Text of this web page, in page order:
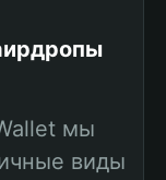
мы
виды